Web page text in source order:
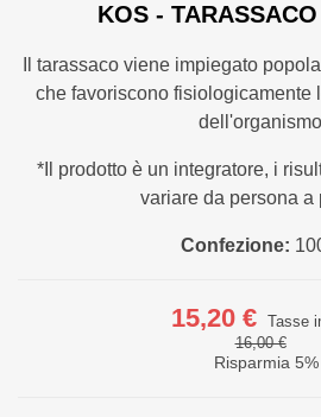
KOS -
Il tarassaco viene impiegato
che favoriscono fisiologicamente
*Il prodotto è un integratore, i
variare da persona a
Confezione:
15,20 €
Tasse
16,00 €
Risparmia 5%